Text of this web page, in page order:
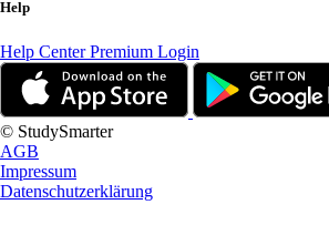
Help
Help CenterPremium Login
© StudySmarter
AGB
Impressum
Datenschutzerklärung